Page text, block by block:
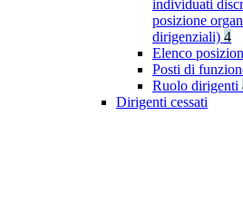
individuati
posizione
dirigenziali) 4
Elenco
Posti di
Ruolo dirigenti
Dirigenti cessati